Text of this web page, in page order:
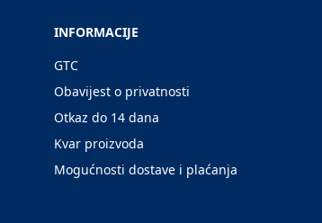
INFORMACIJE
GTC
Obavijest o privatnosti
Otkaz do 14 dana
Kvar proizvoda
Mogućnosti dostave i plaćanja